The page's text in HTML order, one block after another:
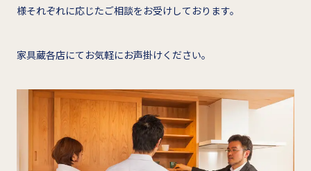
様それぞれに応じたご相談をお受けしております。
家具蔵各店にてお気軽にお声掛けください。